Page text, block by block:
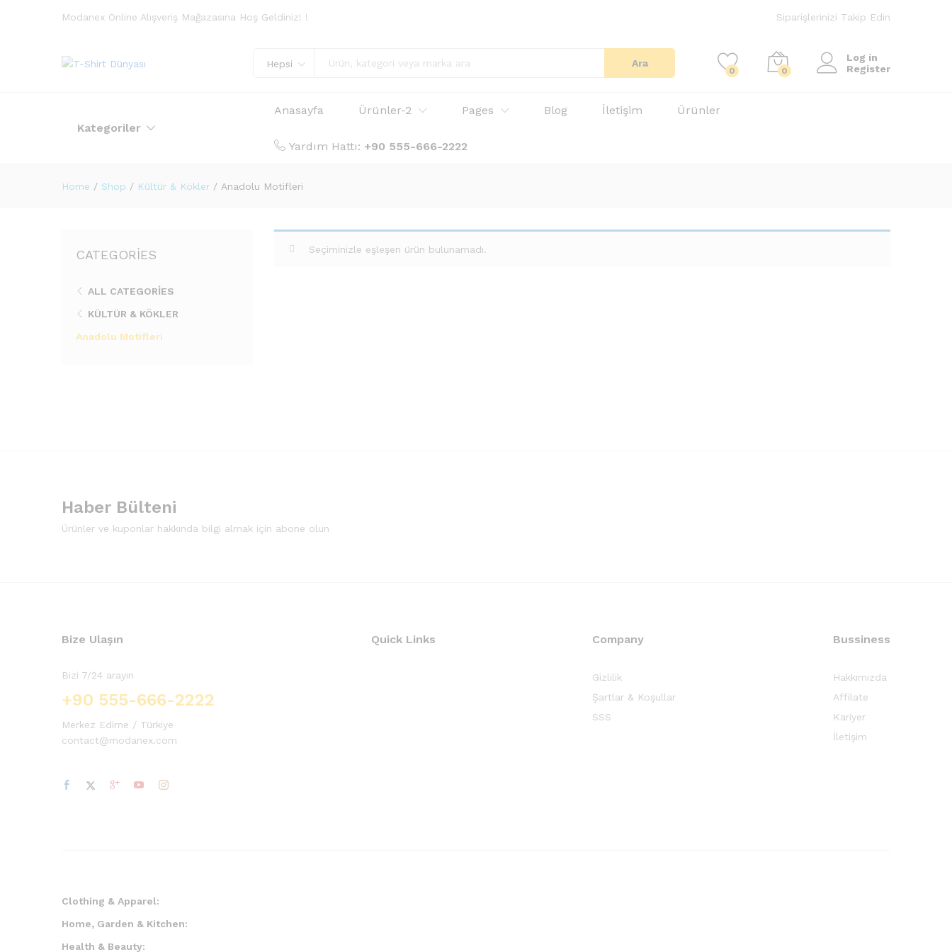
Modanex Online Alışveriş Mağazasına Hoş Geldiniz! ! Siparişlerinizi Takip Edin
Hepsi Ara
0 0
Log in
Register
Kategoriler
Anasayfa Ürünler-2 Pages Blog İletişim Ürünler
Yardım Hattı: +90 555-666-2222
Home / Shop / Kültür & Kökler / Anadolu Motifleri
Seçiminizle eşleşen ürün bulunamadı.
CATEGORIES
ALL CATEGORIES
KÜLTÜR & KÖKLER
Anadolu Motifleri
Haber Bülteni
Ürünler ve kuponlar hakkında bilgi almak için abone olun
Bize Ulaşın
Bizi 7/24 arayın
+90 555-666-2222
Merkez Edirne / Türkiye
contact@modanex.com
Quick Links Company
Gizlilik
Şartlar & Koşullar
SSS
Bussiness
Hakkımızda
Affilate
Kariyer
İletişim
Clothing & Apparel:
Home, Garden & Kitchen:
Health & Beauty: